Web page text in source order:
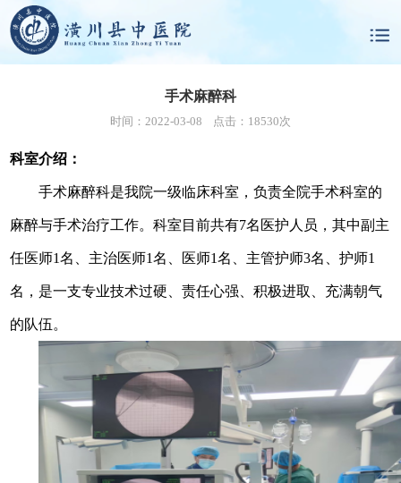
手术麻醉科
时间：2022-03-08 点击：18530次
科室介绍：
手术麻醉科是我院一级临床科室，负责全院手术科室的
麻醉与手术治疗工作。科室目前共有7名 医护人员，其中副主
任医师1名 主治医师1名 医师1名、主管护师3名 、护师1
名 ，是一支专业技术过硬、责任心强、积极进取 充满朝气
的队伍。